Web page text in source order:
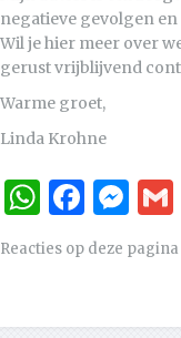
negatieve gevolgen
Wil je hier meer over
gerust vrijblijvend
Warme groet,
​Linda Krohne
Reacties op deze